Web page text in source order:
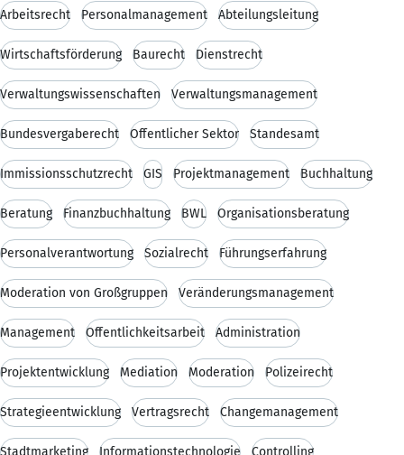
Arbeitsrecht Personalmanagement Abteilungsleitung
Wirtschaftsförderung Baurecht Dienstrecht
Verwaltungswissenschaften Verwaltungsmanagement
Bundesvergaberecht Öffentlicher Sektor Standesamt
Immissionsschutzrecht GIS Projektmanagement Buchhaltung
Beratung Finanzbuchhaltung BWL Organisationsberatung
Personalverantwortung Sozialrecht Führungserfahrung
Moderation von Großgruppen Veränderungsmanagement
Management Öffentlichkeitsarbeit Administration
Projektentwicklung Mediation Moderation Polizeirecht
Strategieentwicklung Vertragsrecht Changemanagement
Stadtmarketing Informationstechnologie Controlling